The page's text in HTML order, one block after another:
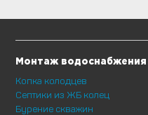
Монтаж водоснабжения
Копка колодцев
Септики из ЖБ колец
Бурение скважин